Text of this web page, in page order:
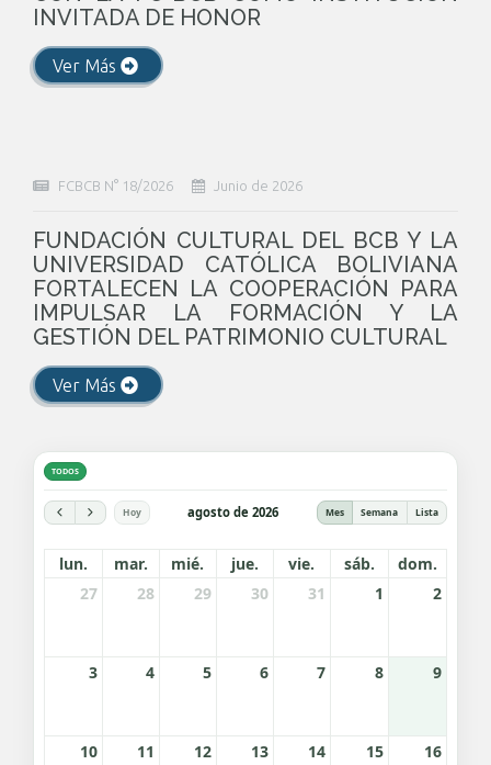
INVITADA DE HONOR
Ver Más
FCBCB N° 18/2026 Junio de 2026
FUNDACIÓN CULTURAL DEL BCB Y LA
UNIVERSIDAD CATÓLICA BOLIVIANA
FORTALECEN LA COOPERACIÓN PARA
IMPULSAR LA FORMACIÓN Y LA
GESTIÓN DEL PATRIMONIO CULTURAL
Ver Más